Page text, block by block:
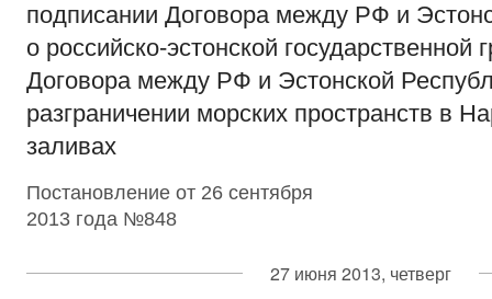
подписании Договора между РФ и
о российско-эстонской государственной
Договора между РФ и Эстонской
разграничении морских пространств в
заливах
Постановление от 26 сентября
2013 года №848
27 июня 2013, четверг